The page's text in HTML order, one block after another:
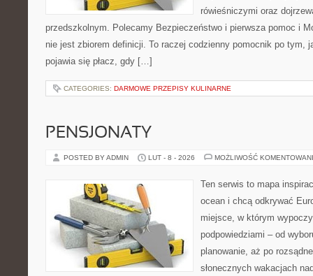
rówieśniczymi oraz
przedszkolnym. Polecamy Bezpieczeństwo i pierwsza pomoc i
nie jest zbiorem definicji. To raczej codzienny pomocnik po tym,
pojawia się płacz, gdy […]
CATEGORIES: DARMOWE PRZEPISY KULINARNE
PENSJONATY
POSTED BY ADMIN LUT - 8 - 2026 MOŻLIWOŚĆ
Ten serwis to mapa
ocean i chcą odkrywać
miejsce, w którym
podpowiedziami – od
planowanie, aż po
słonecznych wakacjach